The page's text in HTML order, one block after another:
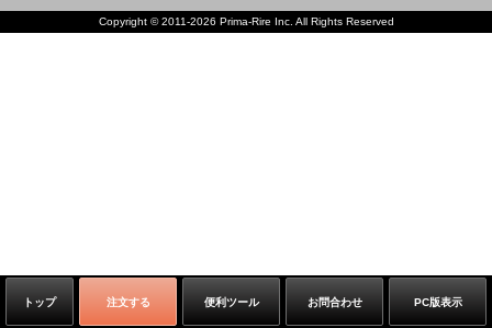
トップ 注文する 便利ツール お問合わせ PC版表示
Copyright ©2011-2026 Prima-Rire Inc. All Rights Reserved